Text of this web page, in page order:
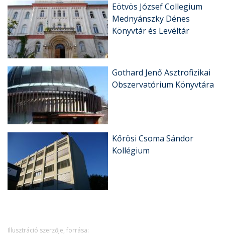
Eötvös József Collegium
Mednyánszky Dénes
Könyvtár és Levéltár
Gothard Jenő Asztrofizikai
Obszervatórium Könyvtára
Kőrösi Csoma Sándor
Kollégium
Illusztráció szerzője, forrása: